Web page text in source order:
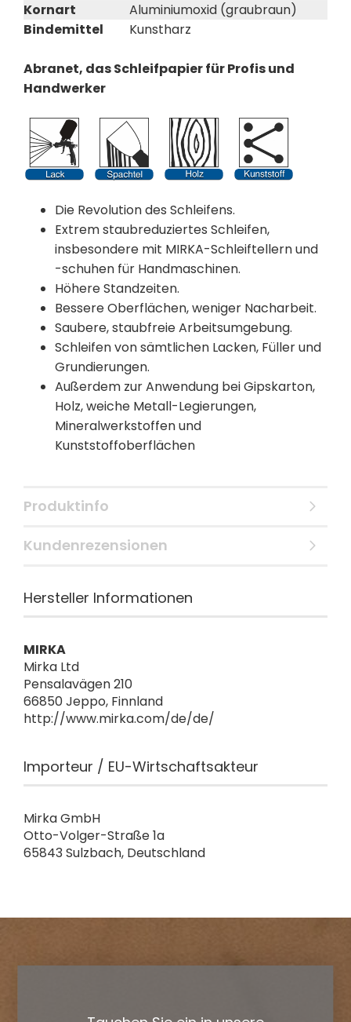
Kornart
Aluminiumoxid (graubraun)
Bindemittel
Kunstharz
Abranet, das Schleifpapier für Profis und
Handwerker
Die Revolution des Schleifens.
Extrem staubreduziertes Schleifen,
insbesondere mit MIRKA-Schleiftellern und
-schuhen für Handmaschinen.
Höhere Standzeiten.
Bessere Oberflächen, weniger Nacharbeit.
Saubere, staubfreie Arbeitsumgebung.
Schleifen von sämtlichen Lacken, Füller und
Grundierungen.
Außerdem zur Anwendung bei Gipskarton,
Holz, weiche Metall-Legierungen,
Mineralwerkstoffen und
Kunststoffoberflächen
Produktinfo
Kundenrezensionen
Hersteller Informationen
MIRKA
Mirka Ltd
Pensalavägen 210
66850 Jeppo, Finnland
http://www.mirka.com/de/de/
Importeur / EU-Wirtschaftsakteur
Mirka GmbH
Otto-Volger-Straße 1a
65843 Sulzbach, Deutschland